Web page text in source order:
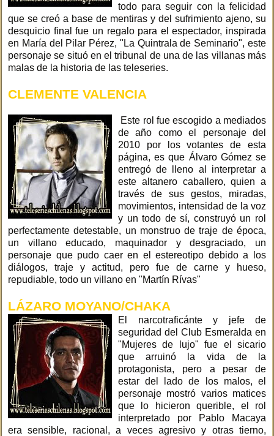
todo para seguir con la felicidad
que se creó a base de mentiras y del sufrimiento ajeno, su
desquicio final fue un regalo para el espectador, inspirada
en María del Pilar Pérez, "La Quintrala de Seminario", este
personaje se situó en el tribunal de una de las villanas más
malas de la historia de las teleseries.
CLEMENTE VALENCIA
Este rol fue escogido a mediados
de año como el personaje del
2010 por los votantes de esta
página, es que Álvaro Gómez se
entregó de lleno al interpretar a
este altanero caballero, quien a
través de sus gestos, miradas,
movimientos, intensidad de la voz
y un todo de sí, construyó un rol
perfectamente detestable, un monstruo de traje de época,
un villano educado, maquinador y desgraciado, un
personaje que pudo caer en el estereotipo debido a los
diálogos, traje y actitud, pero fue de carne y hueso,
repudiable, todo un villano en "Martín Rívas"
LÁZARO MOYANO/CHAKA
El narcotraficánte y jefe de
seguridad del Club Esmeralda en
"Mujeres de lujo" fue el sicario
que arruinó la vida de la
protagonista, pero a pesar de
estar del lado de los malos, el
personaje mostró varios matices
que lo hicieron querible, el rol
interpretado por Pablo Macaya
era sensible, racional, a veces agresivo y otras tierno,